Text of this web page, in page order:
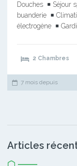
Douches
Séjour
buanderie
électrogène
2 Chambres
7 mois depuis
Articles